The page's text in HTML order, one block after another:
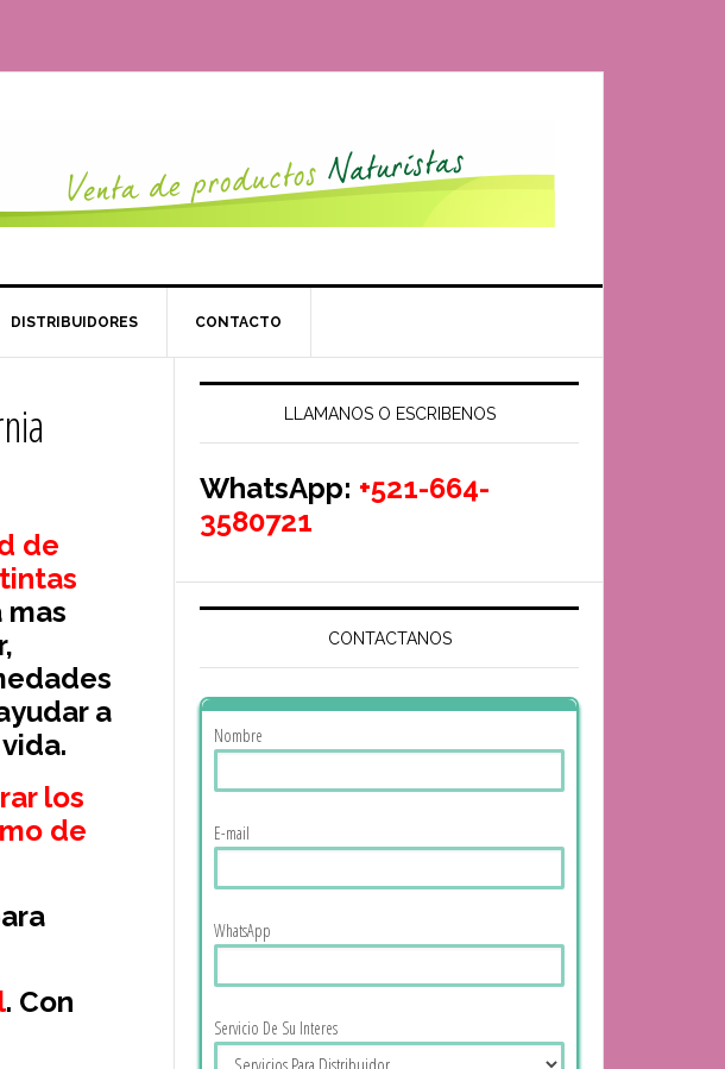
DISTRIBUIDORES CONTACTO
de
mas
a
los
de
. Con
LLAMANOS O ESCRIBENOS
WhatsApp: +521-664-
3580721
CONTACTANOS
Nombre
E-mail
WhatsApp
Servicio De Su Interes